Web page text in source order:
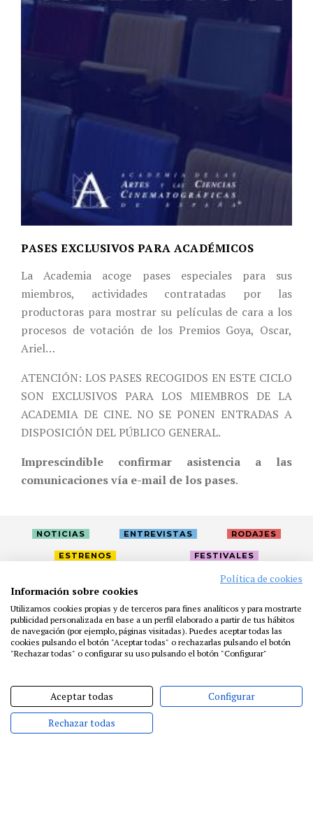
PASES EXCLUSIVOS PARA ACADÉMICOS
La Academia acoge pases especiales para sus
miembros, actividades contratadas por las
productoras para mostrar su películas de cara a los
procesos de votación de los Premios Goya, Oscar,
Ariel…
ATENCIÓN: LOS PASES RECOGIDOS EN ESTE CICLO
SON EXCLUSIVOS PARA LOS MIEMBROS DE LA
ACADEMIA DE CINE. NO SE PONEN ENTRADAS A
DISPOSICIÓN DEL PÚBLICO GENERAL.
Imprescindible confirmar asistencia a las
comunicaciones vía e-mail de los pases.
NOTICIAS ENTREVISTAS RODAJES
ESTRENOS FESTIVALES
PRENSA
FUNDACIÓN RESIDENCIAS
AYUDAS
BIBLIOTECA
PUBLICACIONES
CONTACTO
Política de cookies
Información sobre cookies
Utilizamos cookies propias y de terceros para fines analíticos y para mostrarte
publicidad personalizada en base a un perfil elaborado a partir de tus hábitos
de navegación (por ejemplo, páginas visitadas). Puedes aceptar todas las
cookies pulsando el botón "Aceptar todas" o rechazarlas pulsando el botón
"Rechazar todas" o configurar su uso pulsando el botón "Configurar"
Aceptar todas Configurar
Rechazar todas